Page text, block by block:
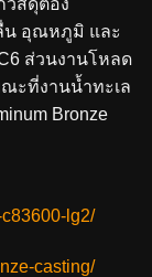
วัสดุต้อง
น อุณหภูมิ และ
ส่วนงานโหลด
ณะที่งานน้ำทะเล
Bronze
lg2/
casting/